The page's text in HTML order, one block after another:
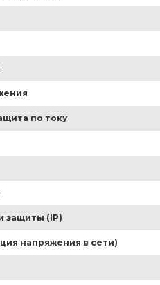
по току
защиты (IP)
напряжения в сети)